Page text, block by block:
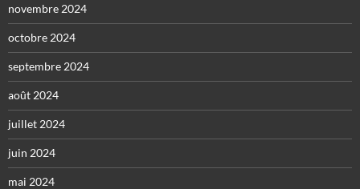
novembre 2024
octobre 2024
septembre 2024
août 2024
juillet 2024
juin 2024
mai 2024